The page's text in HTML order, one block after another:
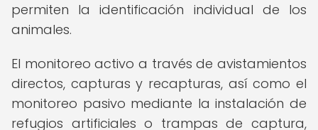
permiten la identificación individual de los
animales.
El monitoreo activo a través de avistamientos
directos, capturas y recapturas, así como el
monitoreo pasivo mediante la instalación de
refugios artificiales o trampas de captura,